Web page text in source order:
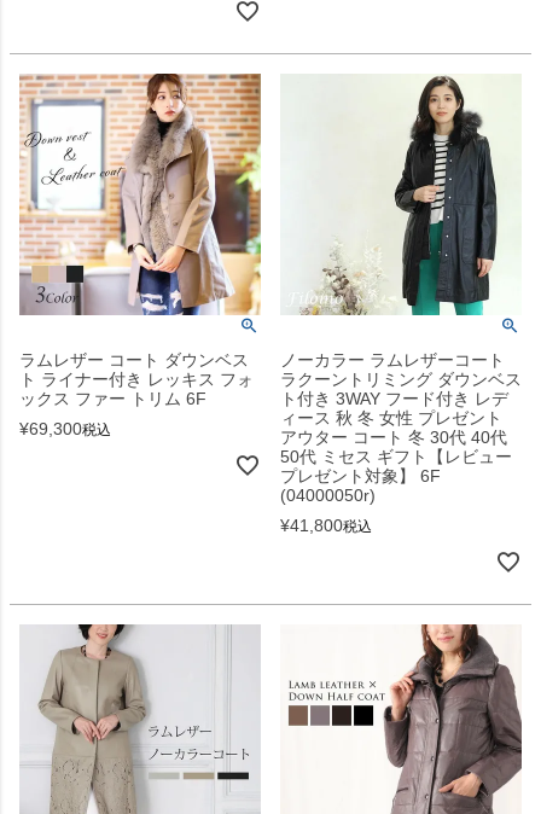
ラムレザー コート ダウンベス
ト ライナー付き レッキス フォ
ックス ファー トリム 6F
¥69,300税込
ノーカラー ラムレザーコート
ラクーントリミング ダウンベス
ト付き 3WAY フード付き レデ
ィース 秋 冬 女性 プレゼント
アウター コート 冬 30代 40代
50代 ミセス ギフト【レビュー
プレゼント対象】 6F
(04000050r)
¥41,800税込